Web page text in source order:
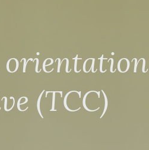
orientation
(TCC)